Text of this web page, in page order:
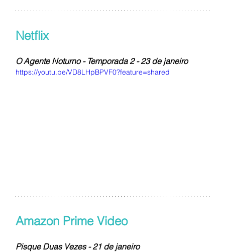
Netflix
O Agente Noturno - Temporada 2 - 23 de janeiro
https://youtu.be/VD8LHpBPVF0?feature=shared
Amazon Prime Video
Pisque Duas Vezes - 21 de janeiro